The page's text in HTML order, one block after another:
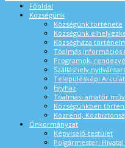
Főoldal
Községünk
Községünk története
Községünk
Községháza
Tóalmás információs
Programok,
Szálláshely
Településképi
Egyház
Tóalmási amatőr
Községünkben
Közrend,
Önkormányzat
Képviselő-testület
Polgármesteri